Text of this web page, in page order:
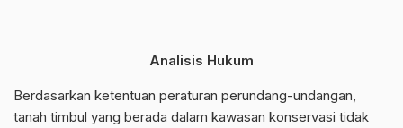
Analisis Hukum
Berdasarkan ketentuan peraturan perundang-undangan,
tanah timbul yang berada dalam kawasan konservasi tidak